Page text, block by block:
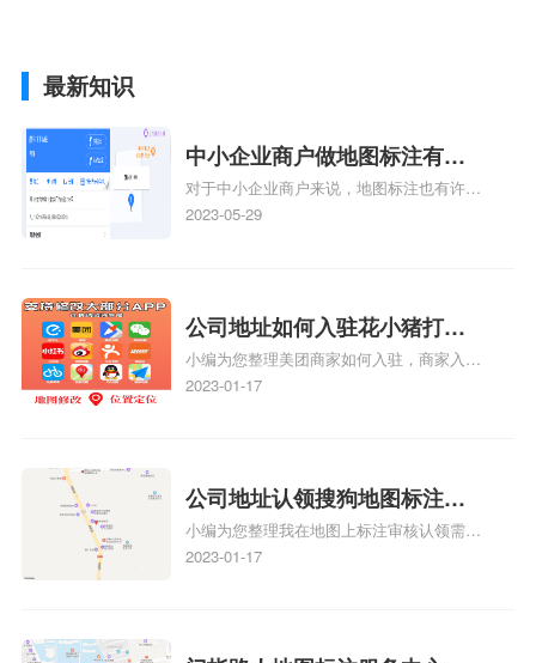
最新知识
中小企业商户做地图标注有什
么好处
对于中小企业商户来说，地图标注也有许多
好处，包括：提高可见性和曝光率：通过在
位置，增加商户被发现的机会。方便客户导
航：地图标注可以帮助客户更容易地找到商
户的实际位置。特别是对于新客户或不熟悉
该地区的客户来说，地图标注可以提供明确
图标注服务中心面的存在。对于一些客户来
说，实体指路人地
2023-05-29
公司地址如何入驻花小猪打车
地图标记？指路人地图标注服
务中心铺如何入驻花小猪打车
小编为您整理美团商家如何入驻，商家入驻
教程、商家如何入驻地图、如何入驻地:、
2023-01-17
公司地址认领搜狗地图标注多
久审核？公司地址认领地图标
注多久审核？
小编为您整理我在地图上标注审核认领需要
多久、我在地图上标注审核认领需要多久
2023-01-17